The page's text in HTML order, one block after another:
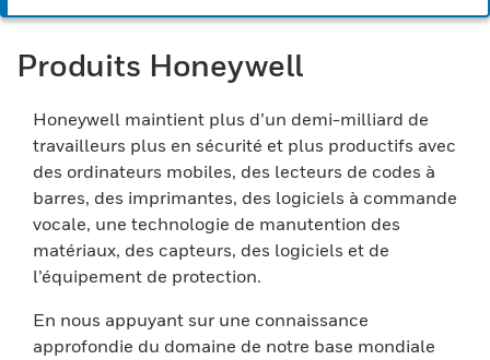
Produits Honeywell
Honeywell maintient plus d’un demi-milliard de
travailleurs plus en sécurité et plus productifs avec
des ordinateurs mobiles, des lecteurs de codes à
barres, des imprimantes, des logiciels à commande
vocale, une technologie de manutention des
matériaux, des capteurs, des logiciels et de
l’équipement de protection.
En nous appuyant sur une connaissance
approfondie du domaine de notre base mondiale